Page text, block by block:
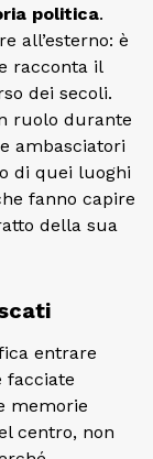
politica.
all’esterno: è
racconta il
dei secoli.
ruolo durante
ambasciatori
di quei luoghi
fanno capire
della sua
entrare
facciate
memorie
centro, non